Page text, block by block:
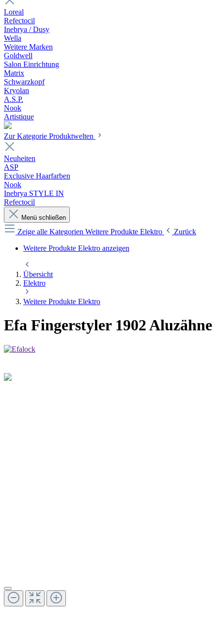
Loreal
Refectocil
Inebrya / Dusy
Wella
Weitere Marken
Goldwell
Salon Einrichtung
Matrix
Schwarzkopf
Kryolan
A.S.P.
Nook
Artistique
Zur Kategorie Produktwelten
Neuheiten
ASP
Exclusive Haarfarben
Nook
Inebrya STYLE IN
Refectocil
Menü schließen
Zeige alle Kategorien Weitere Produkte Elektro
Zurück
Weitere Produkte Elektro anzeigen
Übersicht
Elektro
Weitere Produkte Elektro
Efa Fingerstyler 1902 Aluzähne